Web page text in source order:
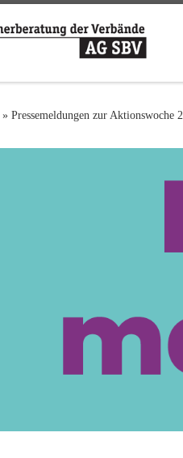
» Pressemeldungen zur Aktionswoche